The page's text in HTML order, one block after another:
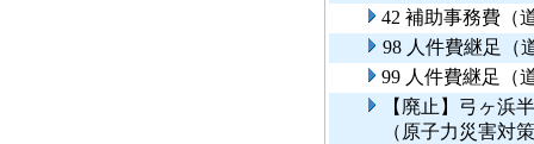
42 補助事務費（
98 人件費継足（
99 人件費継足（
【廃止】弓ヶ浜
（原子力災害対